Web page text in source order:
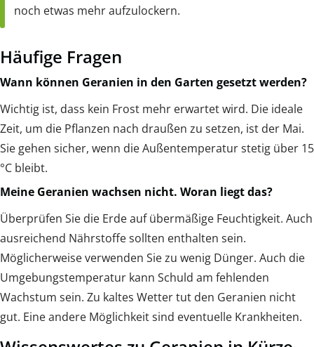
noch etwas mehr aufzulockern.
Häufige Fragen
Wann können Geranien in den Garten gesetzt werden?
Wichtig ist, dass kein Frost mehr erwartet wird. Die ideale
Zeit, um die Pflanzen nach draußen zu setzen, ist der Mai.
Sie gehen sicher, wenn die Außentemperatur stetig über 15
°C bleibt.
Meine Geranien wachsen nicht. Woran liegt das?
Überprüfen Sie die Erde auf übermäßige Feuchtigkeit. Auch
ausreichend Nährstoffe sollten enthalten sein.
Möglicherweise verwenden Sie zu wenig Dünger. Auch die
Umgebungstemperatur kann Schuld am fehlenden
Wachstum sein. Zu kaltes Wetter tut den Geranien nicht
gut. Eine andere Möglichkeit sind eventuelle Krankheiten.